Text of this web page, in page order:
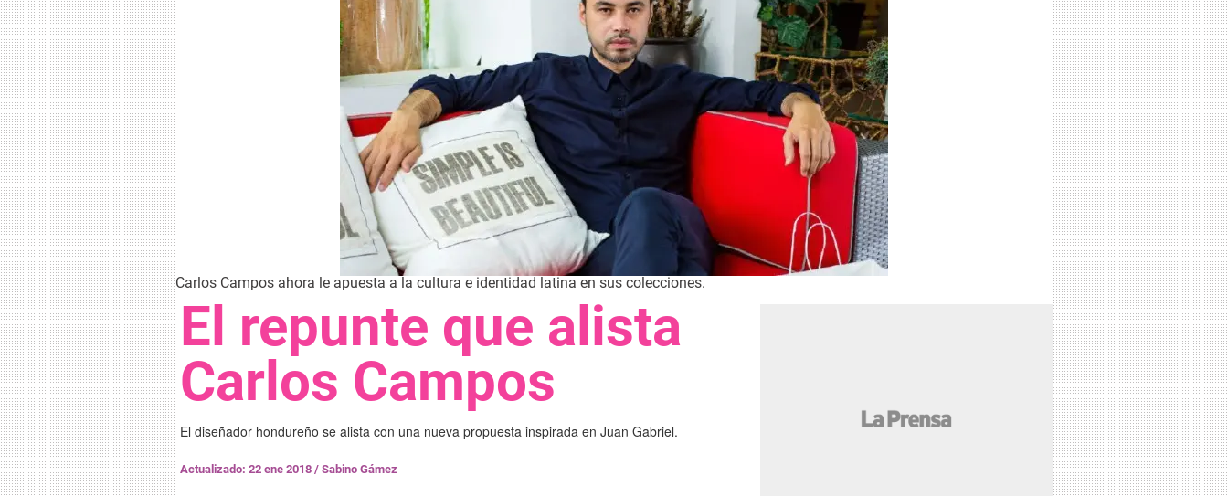
Carlos Campos ahora le apuesta a la cultura e identidad latina en sus colecciones.
El repunte que alista
Carlos Campos
El diseñador hondureño se alista con una nueva propuesta inspirada en Juan Gabriel.
Actualizado: 22 ene 2018 / Sabino Gámez